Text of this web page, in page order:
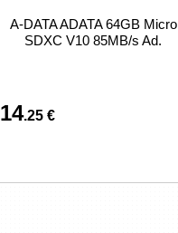
A-DATA ADATA 64GB Micro
SDXC V10 85MB/s Ad.
14.25 €